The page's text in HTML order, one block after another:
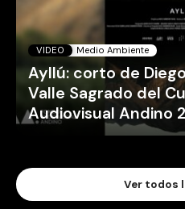
VIDEO Medio Ambiente
Ayllú: corto de
Valle Sagrado del
Audiovisual Andino
Ver todos